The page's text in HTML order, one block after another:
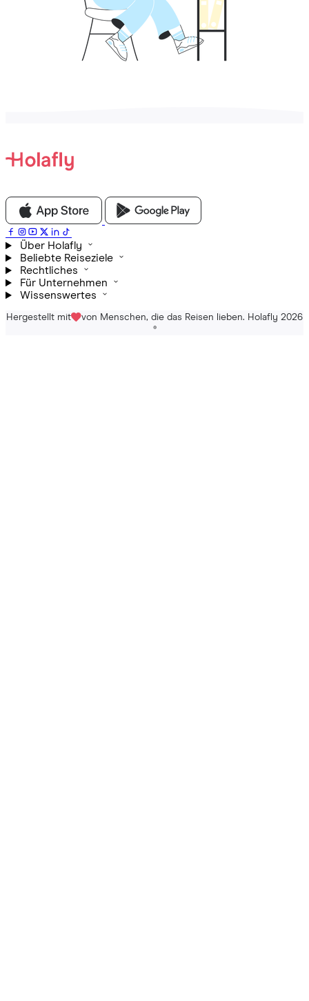
Über Holafly
Beliebte Reiseziele
Rechtliches
Für Unternehmen
Wissenswertes
Hergestellt mit von Menschen, die das Reisen lieben. Holafly 2026
®